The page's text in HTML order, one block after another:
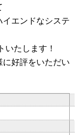
エンドなシステ
たします！
好評をいただい